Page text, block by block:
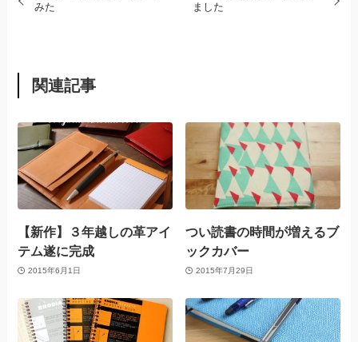
みた
ました
関連記事
【新作】３年越しの革アイ
テム遂に完成
2015年6月1日
つい読書の時間が増えるブ
ックカバー
2015年7月29日